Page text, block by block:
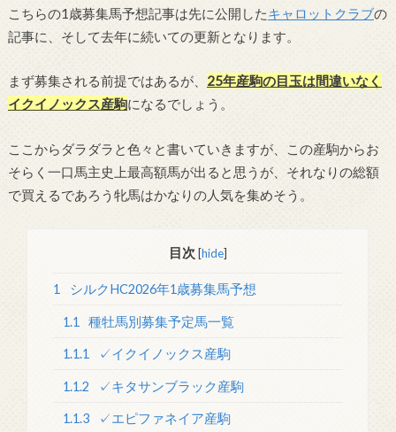
こちらの1歳募集馬予想記事は先に公開したキャロットクラブの
記事に、そして去年に続いての更新となります。
まず募集される前提ではあるが、 25年産駒の目玉は間違いなく
イクイノックス産駒になるでしょう。
ここからダラダラと色々と書いていきますが、この産駒からお
そらく一口馬主史上最高額馬が出ると思うが、それなりの総額
で買えるであろう牝馬はかなりの人気を集めそう。
目次 [hide]
1 シルクHC2026年1歳募集馬予想
1.1 種牡馬別募集予定馬一覧
1.1.1 ✓イクイノックス産駒
1.1.2 ✓キタサンブラック産駒
1.1.3 ✓エピファネイア産駒